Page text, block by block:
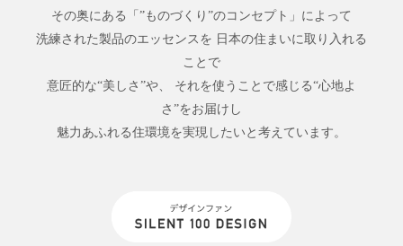
その奥にある「”ものづくり”のコンセプト」によって
洗練された製品のエッセンスを 日本の住まいに取り入れる
ことで
意匠的な“美しさ”や、
それを使うことで感じる“心地よ
さ”をお届けし
魅力あふれる住環境を実現したいと考えています。